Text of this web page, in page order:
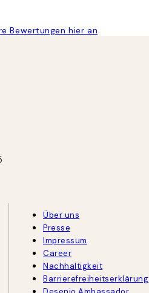
Bewertungen hier an
Über uns
Presse
Impressum
Career
Nachhaltigkeit
Barrierefreiheitserklärung